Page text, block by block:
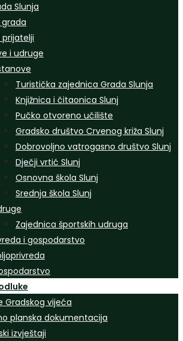
Slunja
i udruge
Turistička zajednica Grada Slunja
Knjižnica i čitaonica Slunj
Pučko otvoreno učilište
Gradsko društvo Crvenog križa Slunj
Dobrovoljno vatrogasno društvo Slunj
Dječji vrtić Slunj
Osnovna škola Slunj
Srednja škola Slunj
Zajednica športskih udruga
i gospodarstvo
Gradskog vijeća
planska dokumentacija
izvještaji